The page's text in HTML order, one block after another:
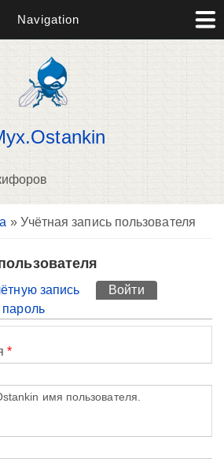
Navigation
» Учётная запись пользователя
запись Войти
*
имя пользователя.